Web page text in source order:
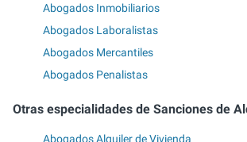
Abogados Inmobiliarios
Abogados Laboralistas
Abogados Mercantiles
Abogados Penalistas
Otras especialidades de Sanciones de
Abogados Alquiler de Vivienda